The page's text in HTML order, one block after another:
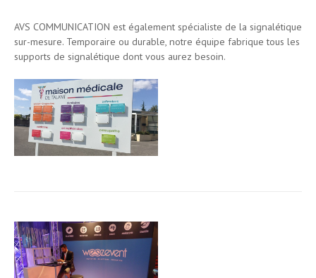
AVS COMMUNICATION est également spécialiste de la signalétique
sur-mesure. Temporaire ou durable, notre équipe fabrique tous les
supports de signalétique dont vous aurez besoin.